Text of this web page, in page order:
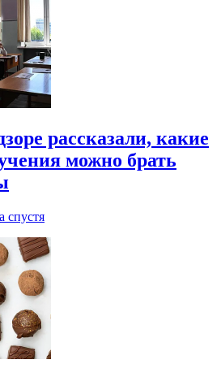
рассказали, какие
можно брать
спустя